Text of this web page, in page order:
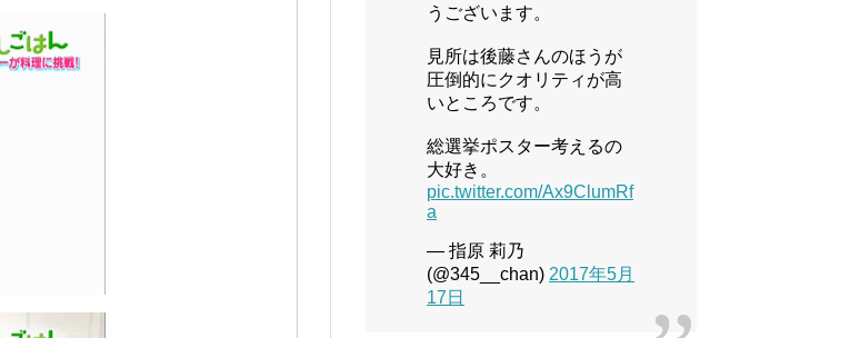
うございます。
見所は後藤さんのほうが
圧倒的にクオリティが高
いところです。
総選挙ポスター考えるの
大好き。
pic.twitter.com/Ax9ClumRf
a
— 指原 莉乃
(@345__chan) 2017年5月
17日